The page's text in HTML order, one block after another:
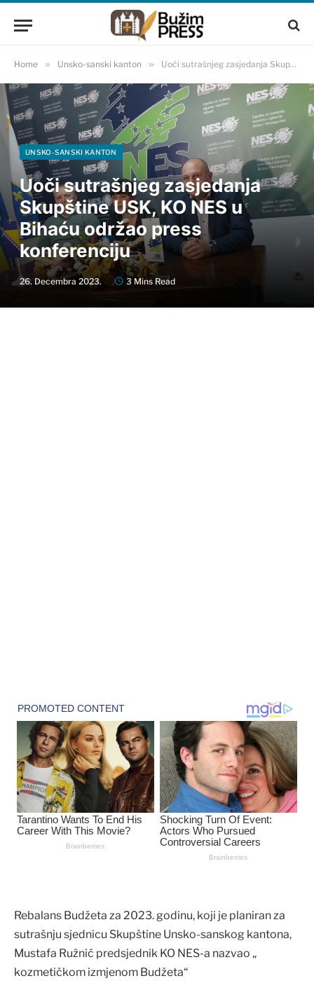
Home » Unsko-sanski kanton » Uoči sutrašnjeg zasjedanja Skupštine USK, KO NES u Bihaću održao press konferenciju
UNSKO-SANSKI KANTON
Uoči sutrašnjeg zasjedanja
Skupštine USK, KO NES u
Bihaću održao press
konferenciju
26. Decembra 2023. 3 Mins Read
Rebalans Budžeta za 2023. godinu, koji je planiran za
sutrašnju sjednicu Skupštine Unsko-sanskog kantona,
Mustafa Ružnić predsjednik KO NES-a nazvao „
kozmetičkom izmjenom Budžeta“